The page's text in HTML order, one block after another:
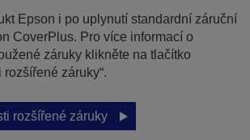
Epson i po uplynutí standardní záruční
CoverPlus. Pro více informací o
záruky klikněte na tlačítko
záruky“.
rozšířené záruky